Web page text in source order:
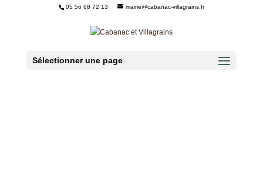
05 56 68 72 13 mairie@cabanac-villagrains.fr
Sélectionner une page